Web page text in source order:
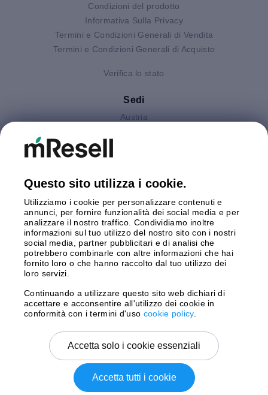
Condizioni del prodotto
Informativa Sulla Privacy
Termini e Condizioni Generali di Vendita
Termini e Condizioni Generali di Acquisto
Verifica lo stato
Sedi
Austria
Gran Bretagna
Olanda
Polonia
Spagna
Svezia
Pagamento
Spedizione con
Copyright © 2026 mResell Tutti i diritti riservati.
Questo sito utilizza i cookie.
Utilizziamo i cookie per personalizzare contenuti e
annunci, per fornire funzionalità dei social media e per
analizzare il nostro traffico. Condividiamo inoltre
informazioni sul tuo utilizzo del nostro sito con i nostri
social media, partner pubblicitari e di analisi che
potrebbero combinarle con altre informazioni che hai
fornito loro o che hanno raccolto dal tuo utilizzo dei
loro servizi.
Continuando a utilizzare questo sito web dichiari di
accettare e acconsentire all'utilizzo dei cookie in
conformità con i termini d'uso cookie policy.
Accetta solo i cookie essenziali
Accetta tutti i cookie